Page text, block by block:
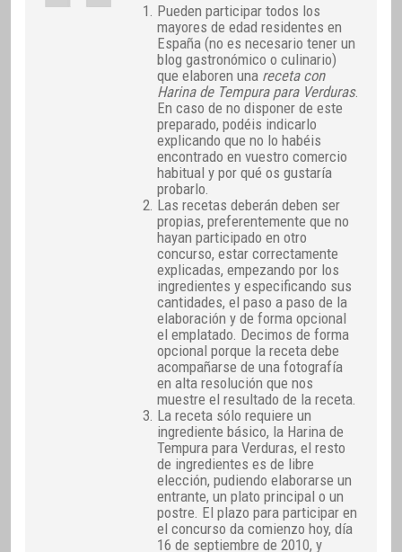
Pueden participar todos los
mayores de edad residentes en
España (no es necesario tener un
blog gastronómico o culinario)
que elaboren una receta con
Harina de Tempura para Verduras.
En caso de no disponer de este
preparado, podéis indicarlo
explicando que no lo habéis
encontrado en vuestro comercio
habitual y por qué os gustaría
probarlo.
Las recetas deberán deben ser
propias, preferentemente que no
hayan participado en otro
concurso, estar correctamente
explicadas, empezando por los
ingredientes y especificando sus
cantidades, el paso a paso de la
elaboración y de forma opcional
el emplatado. Decimos de forma
opcional porque la receta debe
acompañarse de una fotografía
en alta resolución que nos
muestre el resultado de la receta.
La receta sólo requiere un
ingrediente básico, la Harina de
Tempura para Verduras, el resto
de ingredientes es de libre
elección, pudiendo elaborarse un
entrante, un plato principal o un
postre. El plazo para participar en
el concurso da comienzo hoy, día
16 de septiembre de 2010, y